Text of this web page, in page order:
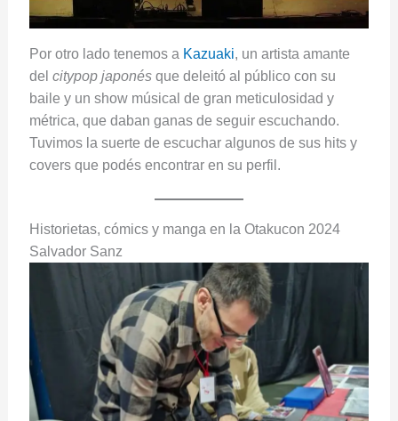
Por otro lado tenemos a Kazuaki, un artista amante
del citypop japonésque deleitó al público con su
baile y un show músical de gran meticulosidad y
métrica, que daban ganas de seguir escuchando.
Tuvimos la suerte de escuchar algunos de sus hits y
covers que podés encontrar en su perfil.
Historietas, cómics y manga en la Otakucon 2024
Salvador Sanz